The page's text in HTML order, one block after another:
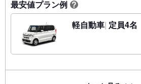
最安値プラン例 ?
軽自動車 定員4名